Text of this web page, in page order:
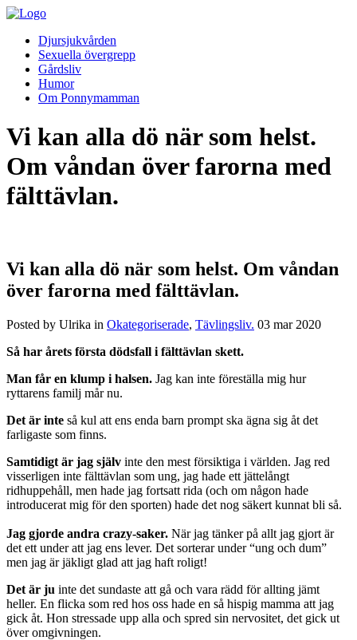
Djursjukvården
Sexuella övergrepp
Gårdsliv
Humor
Om Ponnymamman
Vi kan alla dö när som helst.
Om våndan över farorna med
fälttävlan.
Vi kan alla dö när som helst. Om våndan
över farorna med fälttävlan.
Posted by Ulrika in Okategoriserade, Tävlingsliv. 03 mar 2020
Så har årets första dödsfall i fälttävlan skett.
Man får en klump i halsen. Jag kan inte föreställa mig hur
ryttarens familj mår nu.
Det är inte så kul att ens enda barn prompt ska ägna sig åt det
farligaste som finns.
Samtidigt är jag själv inte den mest försiktiga i världen. Jag red
visserligen inte fälttävlan som ung, jag hade ett jättelångt
ridhuppehåll, men hade jag fortsatt rida (och om någon hade
introducerat mig för den sporten) hade det nog säkert kunnat bli så.
Jag gjorde andra crazy-saker. När jag tänker på allt jag gjort är
det ett under att jag ens lever. Det sorterar under “ung och dum”
men jag är jäkligt glad att jag haft roligt!
Det är ju inte det sundaste att gå och vara rädd för allting jämt
heller. En flicka som red hos oss hade en så hispig mamma att jag
gick åt. Hon stressade upp alla och spred sin nervositet, det gick ut
över omgivningen.